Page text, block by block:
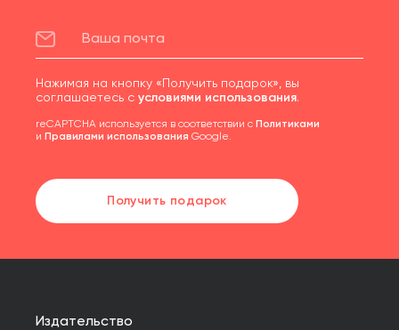
Нажимая на кнопку «Получить подарок», вы
соглашаетесь с условиями использования.
reCAPTCHA используется в соответствии с Политиками
и Правилами использования Google.
Получить подарок
Издательство